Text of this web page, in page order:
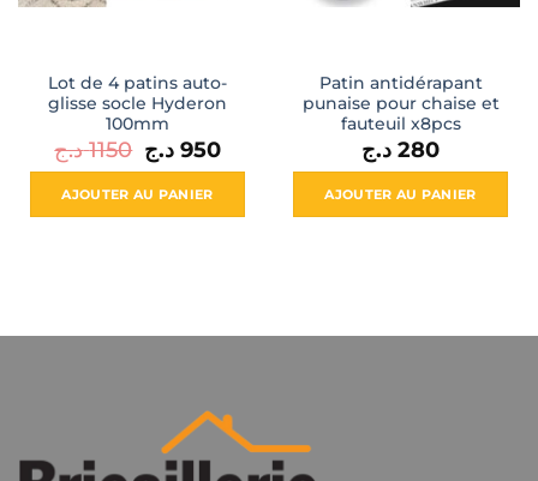
Lot de 4 patins auto-
glisse socle Hyderon
100mm
1150 د.ج
Le
prix
initial
était :
950 د.ج
Le
prix
actuel
AJOUTER AU PANIER
Patin antidérapant
punaise pour chaise et
fauteuil x8pcs
280 د.ج
AJOUTER AU PANIER